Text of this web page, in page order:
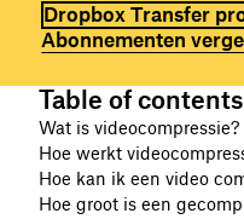
Dropbox Transfer
Abonnementen
Table of contents
Wat is videocompressie?
Hoe werkt
Hoe kan ik een video
Hoe groot is een